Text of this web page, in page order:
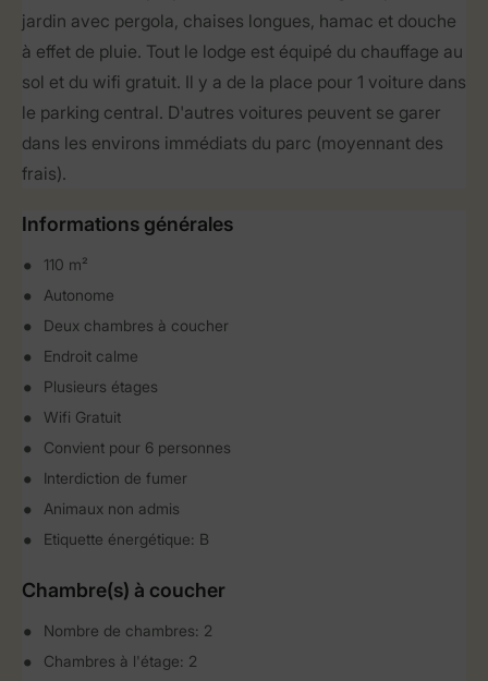
jardin avec pergola, chaises longues, hamac et douche
à effet de pluie. Tout le lodge est équipé du chauffage au
sol et du wifi gratuit. Il y a de la place pour 1 voiture dans
le parking central. D'autres voitures peuvent se garer
dans les environs immédiats du parc (moyennant des
frais).
Informations générales
110 m²
Autonome
Deux chambres à coucher
Endroit calme
Plusieurs étages
Wifi Gratuit
Convient pour 6 personnes
Interdiction de fumer
Animaux non admis
Etiquette énergétique: B
Chambre(s) à coucher
Nombre de chambres: 2
Chambres à l'étage: 2